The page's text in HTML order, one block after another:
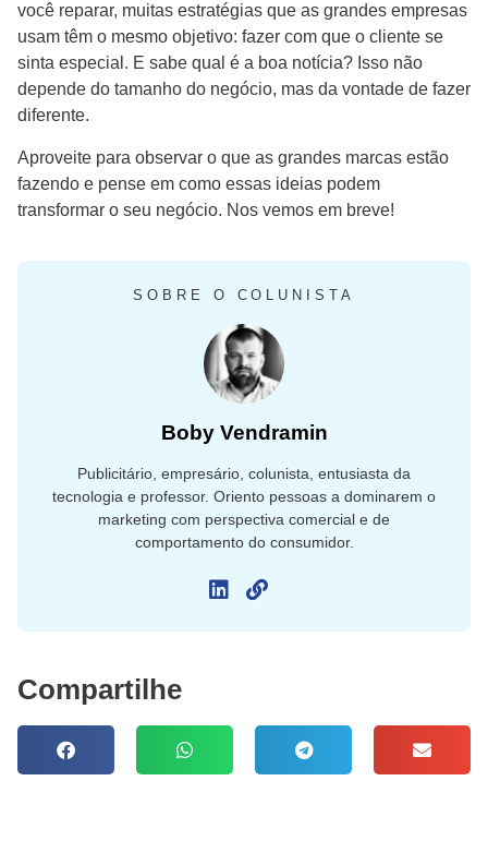
você reparar, muitas estratégias que as grandes empresas
usam têm o mesmo objetivo: fazer com que o cliente se
sinta especial. E sabe qual é a boa notícia? Isso não
depende do tamanho do negócio, mas da vontade de fazer
diferente.
Aproveite para observar o que as grandes marcas estão
fazendo e pense em como essas ideias podem
transformar o seu negócio. Nos vemos em breve!
SOBRE O COLUNISTA
Boby Vendramin
Publicitário, empresário, colunista, entusiasta da
tecnologia e professor. Oriento pessoas a dominarem o
marketing com perspectiva comercial e de
comportamento do consumidor.
Compartilhe